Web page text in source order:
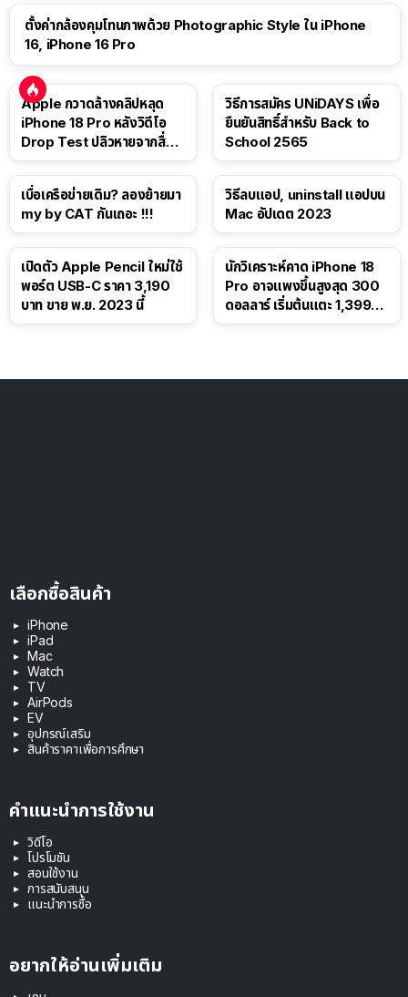
ตั้งค่ากล้องคุมโทนภาพด้วย Photographic Style ใน iPhone
16, iPhone 16 Pro
Apple กวาดล้างคลิปหลุด
iPhone 18 Pro หลังวิดีโอ
Drop Test ปลิวหายจากสื่อ
วิธีการสมัคร UNiDAYS เพื่อ
ยืนยันสิทธิ์สำหรับ Back to
School 2565
เบื่อเครือข่ายเดิม? ลองย้ายมา
my by CAT กันเถอะ !!!
วิธีลบแอป, uninstall แอปบน
Mac อัปเดต 2023
เปิดตัว Apple Pencil ใหม่ใช้
พอร์ต USB-C ราคา 3,190
บาท ขาย พ.ย. 2023 นี้
นักวิเคราะห์คาด iPhone 18
Pro อาจแพงขึ้นสูงสุด 300
ดอลลาร์ เริ่มต้นแตะ 1,399
เลือกซื้อสินค้า
iPhone
iPad
Mac
Watch
TV
AirPods
EV
อุปกรณ์เสริม
สินค้าราคาเพื่อการศึกษา
คำแนะนำการใช้งาน
วิดีโอ
โปรโมชัน
สอนใช้งาน
การสนับสนุน
แนะนำการซื้อ
อยากให้อ่านเพิ่มเติม